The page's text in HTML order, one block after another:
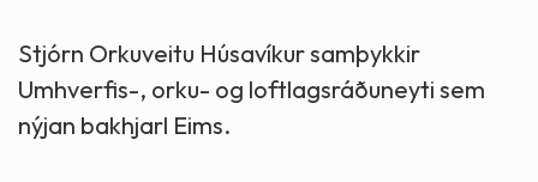
Stjórn Orkuveitu Húsavíkur samþykkir
Umhverfis-, orku- og loftlagsráðuneyti sem
nýjan bakhjarl Eims.